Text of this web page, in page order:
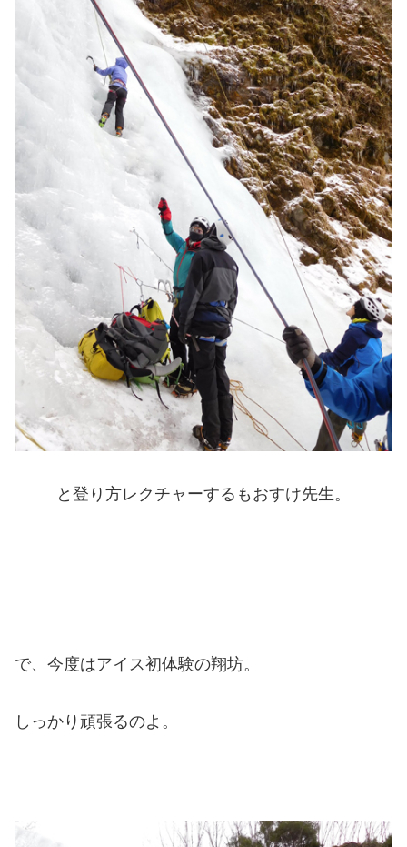
と登り方レクチャーするもおすけ先生。
で、今度はアイス初体験の翔坊。
しっかり頑張るのよ。